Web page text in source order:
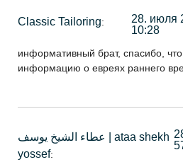
Classic Tailoring:
28. июля
10:28
информативный брат, спасибо,
информацию о евреях раннего
عطاء الشيخ يوسف | ataa shekh
yossef: